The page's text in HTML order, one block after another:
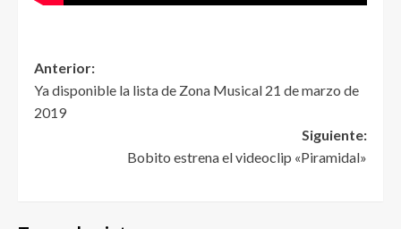
Anterior:
Ya disponible la lista de Zona Musical 21 de marzo de
2019
Siguiente:
Bobito estrena el videoclip «Piramidal»